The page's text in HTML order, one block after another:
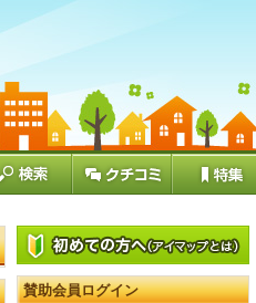
賛助会員ログイン